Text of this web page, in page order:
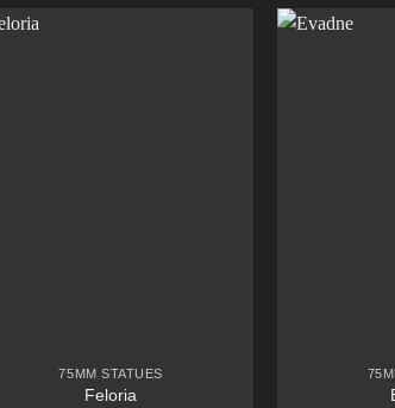
75MM STATUES
Feloria